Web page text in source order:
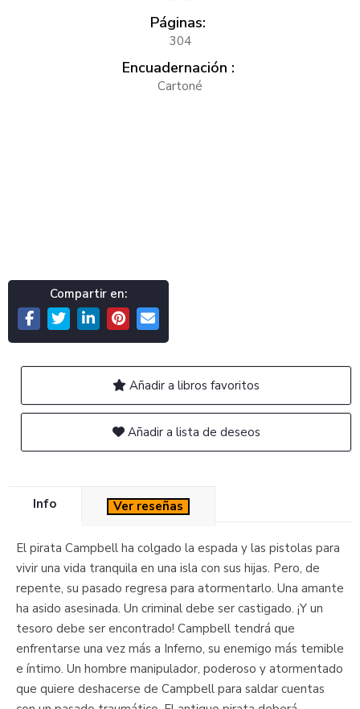
Páginas:
304
Encuadernación :
Cartoné
Compartir en:
Añadir a libros favoritos
Añadir a lista de deseos
Info Ver reseñas
El pirata Campbell ha colgado la espada y las pistolas para
vivir una vida tranquila en una isla con sus hijas. Pero, de
repente, su pasado regresa para atormentarlo. Una amante
ha asido asesinada. Un criminal debe ser castigado. ¡Y un
tesoro debe ser encontrado! Campbell tendrá que
enfrentarse una vez más a Inferno, su enemigo más temible
e íntimo. Un hombre manipulador, poderoso y atormentado
que quiere deshacerse de Campbell para saldar cuentas